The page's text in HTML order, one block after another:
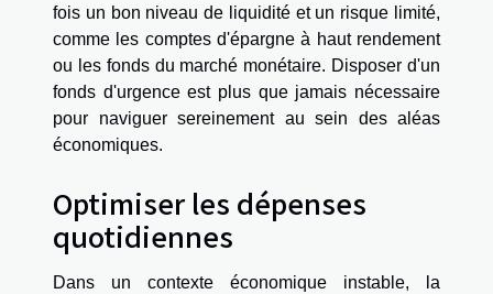
fois un bon niveau de liquidité et un risque limité,
comme les comptes d'épargne à haut rendement
ou les fonds du marché monétaire. Disposer d'un
fonds d'urgence est plus que jamais nécessaire
pour naviguer sereinement au sein des aléas
économiques.
Optimiser les dépenses
quotidiennes
Dans un contexte économique instable, la